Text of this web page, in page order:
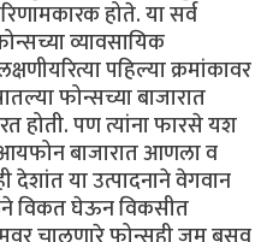
होते. या सर्व
व्यावसायिक
पहिल्या क्रमांकावर
फोन्सच्या बाजारात
होती. पण त्यांना फारसे यश
बाजारात आणला व
देशांत या उत्पादनाने वेगवान
विकत घेऊन विकसीत